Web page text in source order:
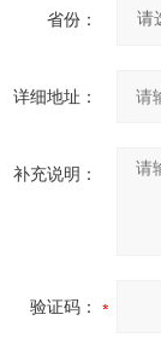
省份：
详细地址：
补充说明：
验证码：